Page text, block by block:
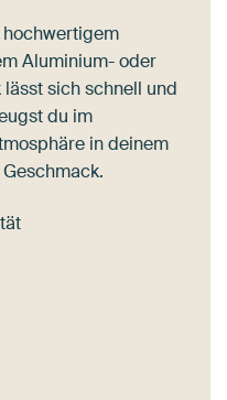
Aluminium- oder
sich schnell und
du im
in deinem